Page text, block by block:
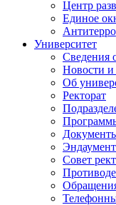
Центр
Единое
Университет
Сведения
Новости и
Об
Ректорат
Совет